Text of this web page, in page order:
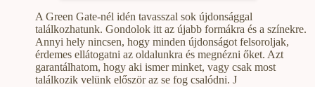
A Green Gate-nél idén tavasszal sok újdonsággal
találkozhatunk. Gondolok itt az újabb formákra és a színekre.
Annyi hely nincsen, hogy minden újdonságot felsoroljak,
érdemes ellátogatni az oldalunkra és megnézni őket. Azt
garantálhatom, hogy aki ismer minket, vagy csak most
találkozik velünk először az se fog csalódni. J